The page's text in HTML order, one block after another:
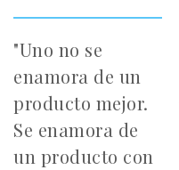
"Uno no se
enamora de un
producto mejor.
Se enamora de
un producto con